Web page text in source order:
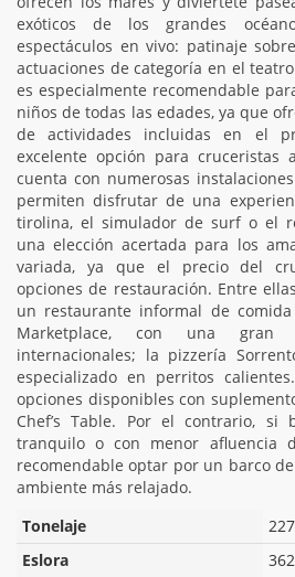
exóticos de los grandes
espectáculos en vivo: patinaje
actuaciones de categoría en el
es especialmente recomendable
niños de todas las edades, ya que
de actividades incluidas en el
excelente opción para cruceristas
cuenta con numerosas
permiten disfrutar de una
tirolina, el simulador de surf o el
una elección acertada para los
variada, ya que el precio del
opciones de restauración. Entre
un restaurante informal de
Marketplace, con una gran
internacionales; la pizzería
especializado en perritos
opciones disponibles con
Chef’s Table. Por el contrario, si
tranquilo o con menor afluencia
recomendable optar por un barco
ambiente más relajado.
Tonelaje
Eslora